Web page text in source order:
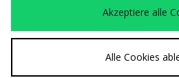
Wir akzeptieren die folgenden
Besuchen Sie unsere Unternehmens-
Akzeptiere alle
Alle Cookies